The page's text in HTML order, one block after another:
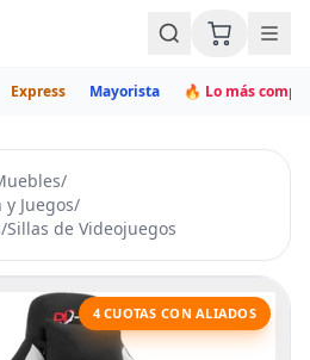
Express Mayorista 🔥 Lo más
/
Juegos/
/Sillas de Videojuegos
4 CUOTAS CON ALIADOS